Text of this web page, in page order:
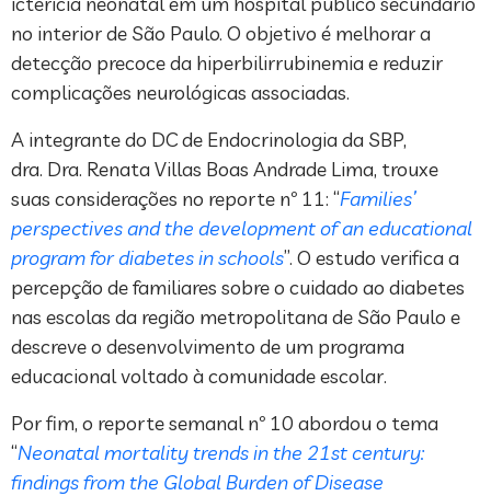
no interior de São Paulo. O objetivo é melhorar a
detecção precoce da hiperbilirrubinemia e reduzir
complicações neurológicas associadas.
A integrante do DC de Endocrinologia da SBP,
dra. Dra. Renata Villas Boas Andrade Lima, trouxe
suas considerações no reporte nº 11: “Families’
perspectives and the development of an educational
program for diabetes in schools”. O estudo verifica a
percepção de familiares sobre o cuidado ao diabetes
nas escolas da região metropolitana de São Paulo e
descreve o desenvolvimento de um programa
educacional voltado à comunidade escolar.
Por fim, o reporte semanal nº 10 abordou o tema
“Neonatal mortality trends in the 21st century:
findings from the Global Burden of Disease